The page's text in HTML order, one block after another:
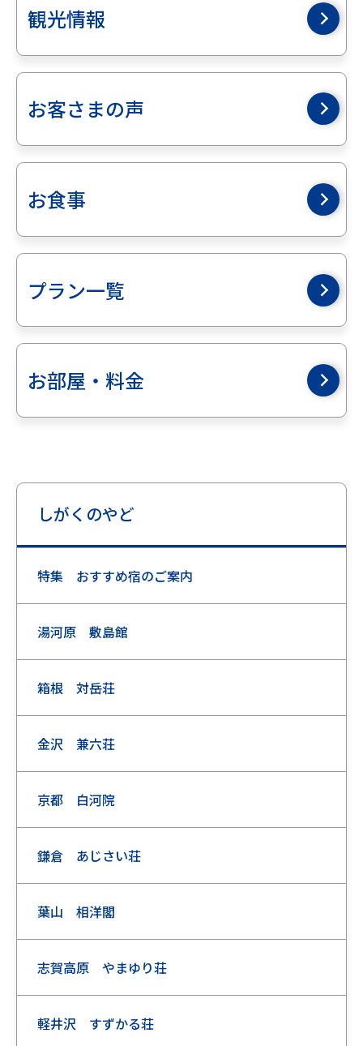
観光情報
お客さまの声
お食事
プラン一覧
お部屋・料金
しがくのやど
特集 おすすめ宿のご案内
湯河原 敷島館
箱根 対岳荘
金沢 兼六荘
京都 白河院
鎌倉 あじさい荘
葉山 相洋閣
志賀高原 やまゆり荘
軽井沢 すずかる荘